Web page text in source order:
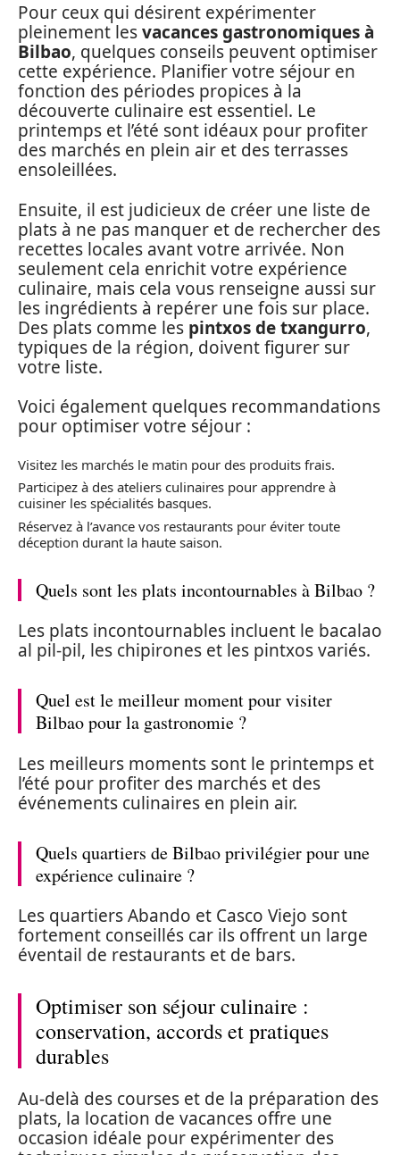
Pour ceux qui désirent expérimenter
pleinement lesvacances gastronomiques à
Bilbao, quelques conseils peuvent optimiser
cette expérience. Planifier votre séjour en
fonction des périodes propices à la
découverte culinaire est essentiel. Le
printemps et l’été sont idéaux pour profiter
des marchés en plein air et des terrasses
ensoleillées.
Ensuite, il est judicieux de créer une liste de
plats à ne pas manquer et de rechercher des
recettes locales avant votre arrivée. Non
seulement cela enrichit votre expérience
culinaire, mais cela vous renseigne aussi sur
les ingrédients à repérer une fois sur place.
Des plats comme les pintxos de txangurro,
typiques de la région, doivent figurer sur
votre liste.
Voici également quelques recommandations
pour optimiser votre séjour :
Visitez les marchés le matin pour des produits frais.
Participez à des ateliers culinaires pour apprendre à
cuisiner les spécialités basques.
Réservez à l’avance vos restaurants pour éviter toute
déception durant la haute saison.
Quels sont les plats incontournables à Bilbao ?
Les plats incontournables incluent le bacalao
al pil-pil, les chipirones et les pintxos variés.
Quel est le meilleur moment pour visiter
Bilbao pour la gastronomie ?
Les meilleurs moments sont le printemps et
l’été pour profiter des marchés et des
événements culinaires en plein air.
Quels quartiers de Bilbao privilégier pour une
expérience culinaire ?
Les quartiers Abando et Casco Viejo sont
fortement conseillés car ils offrent un large
éventail de restaurants et de bars.
Optimiser son séjour culinaire :
conservation, accords et pratiques
durables
Au-delà des courses et de la préparation des
plats, la location de vacances offre une
occasion idéale pour expérimenter des